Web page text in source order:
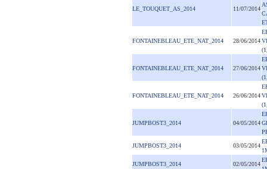
LE_TOUQUET_AS_2014 11/07/2014
FONTAINEBLEAU_ETE_NAT_2014 28/06/2014
FONTAINEBLEAU_ETE_NAT_2014 27/06/2014
FONTAINEBLEAU_ETE_NAT_2014 26/06/2014
JUMPBOST3_2014 04/05/2014
JUMPBOST3_2014 03/05/2014
JUMPBOST3_2014 02/05/2014